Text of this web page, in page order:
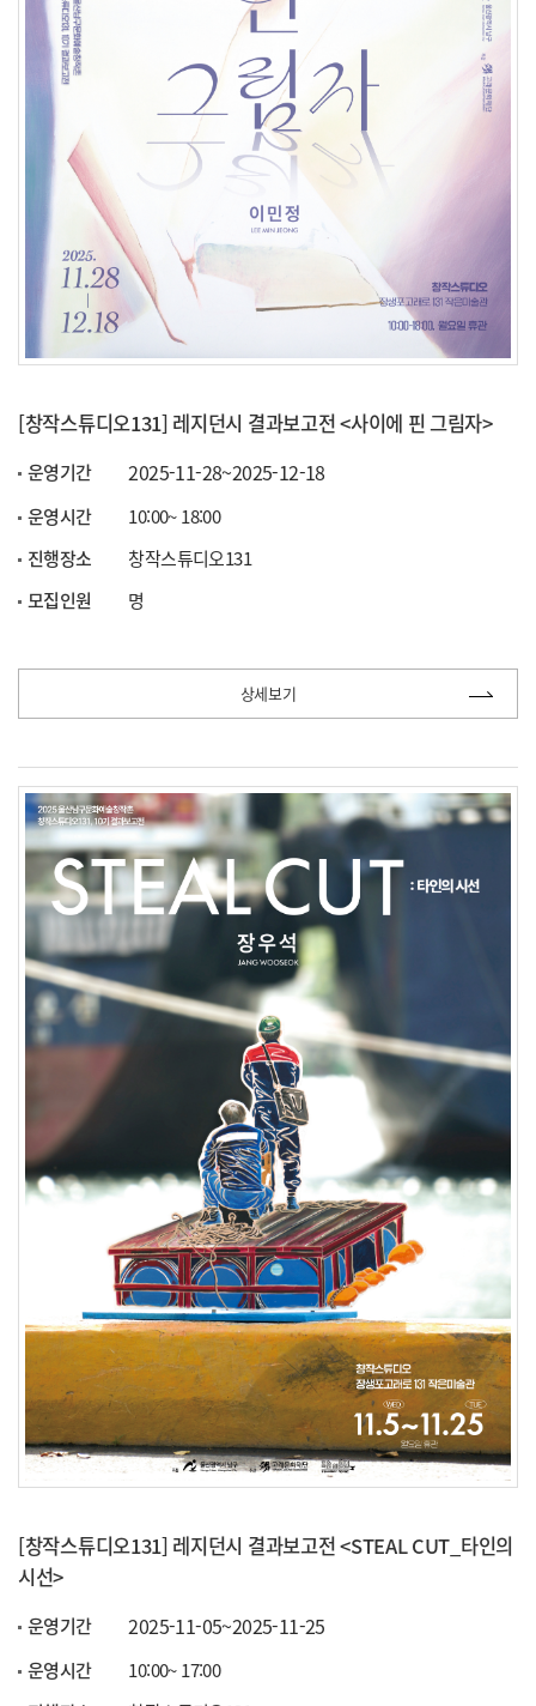
[창작스튜디오131] 레지던시 결과보고전 <사이에 핀 그림자>
운영기간 2025-11-28~2025-12-18
운영시간
10:00~ 18:00
진행장소
창작스튜디오131
모집인원
명
상세보기
[창작스튜디오131] 레지던시 결과보고전 <STEAL CUT_타인의
시선>
운영기간 2025-11-05~2025-11-25
운영시간
10:00~ 17:00